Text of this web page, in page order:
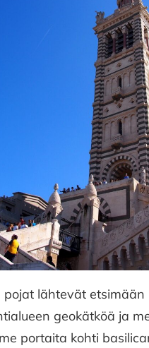
pojat lähtevät etsimään
geokätköä ja
portaita kohti